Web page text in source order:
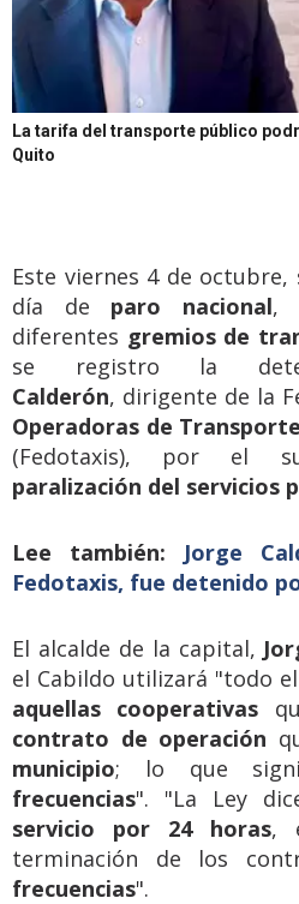
La tarifa del transporte público
Quito
Este viernes 4 de
día de paro nacional,
diferentes gremios de
se registro la
Calderón, dirigente de la
Operadoras de
(Fedotaxis), por el
paralización del servicios
Lee también: Jorge
Fedotaxis, fue detenido
El alcalde de la capital,
el Cabildo utilizará "todo
aquellas cooperativas
contrato de operación
municipio; lo que
frecuencias". "La Ley
servicio por 24 horas,
terminación de los
frecuencias".